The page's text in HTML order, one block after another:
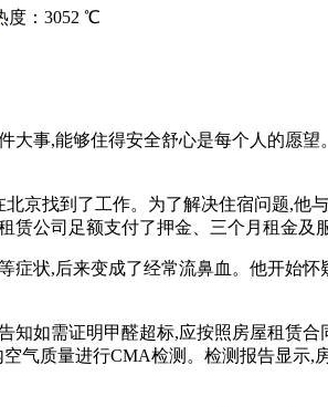
度： 3052 ℃
大事,能够住得安全舒心是每个人的愿
北京找到了工作。为了解决住宿问题,
赁公司足额支付了押金、三个月租金及
症状,后来变成了经常流鼻血。他开始
知如需证明甲醛超标,应按照房屋租赁
气质量进行CMA检测。检测报告显示,